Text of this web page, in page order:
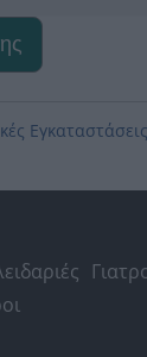
Εγκαταστάσεις